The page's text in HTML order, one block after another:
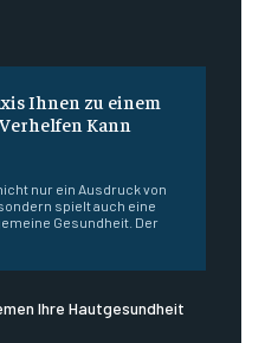
Ihnen zu einem
Kann
nur ein Ausdruck von
spielt auch eine
Gesundheit. Der
Ihre Hautgesundheit